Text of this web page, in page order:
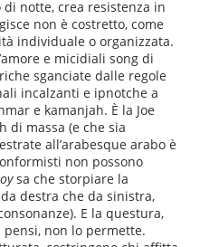
notte, crea resistenza in
non è costretto, come
individuale o organizzata.
e micidiali song di
sganciate dalle regole
incalzanti e ipnotche a
e kamanjah. È la Joe
di massa (e che sia
all’arabesque arabo è
non possono
sa che storpiare la
destra che da sinistra,
E la questura,
non lo permette.